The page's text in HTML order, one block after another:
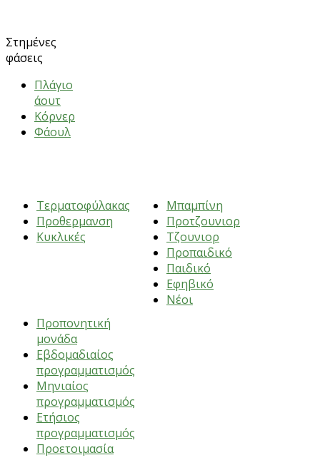
Στημένες
φάσεις
Πλάγιο
άουτ
Κόρνερ
Φάουλ
Τερματοφύλακας
Προθερμανση
Κυκλικές
Προπονητική
μονάδα
Εβδομαδιαίος
προγραμματισμός
Μηνιαίος
προγραμματισμός
Ετήσιος
προγραμματισμός
Προετοιμασία
Μπαμπίνη
Προτζουνιορ
Τζουνιορ
Προπαιδικό
Παιδικό
Εφηβικό
Νέοι